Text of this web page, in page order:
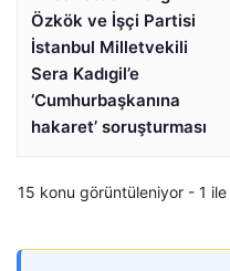
Özkök ve İşçi Partisi
İstanbul Milletvekili
Sera Kadıgil’e
‘Cumhurbaşkanına
hakaret’ soruşturması
15 konu görüntüleniyor - 1 ile